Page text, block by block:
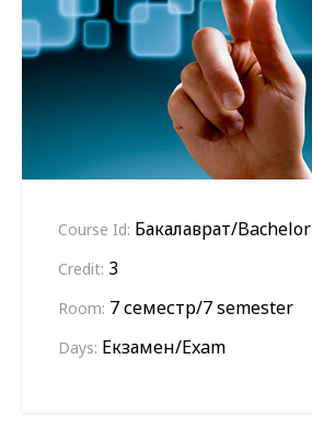
Course Id: Бакалаврат/Bachelor
Credit: 3
Room: 7 семестр/7 semester
Days: Екзамен/Exam